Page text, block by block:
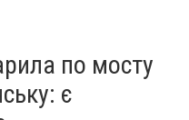
по мосту
є